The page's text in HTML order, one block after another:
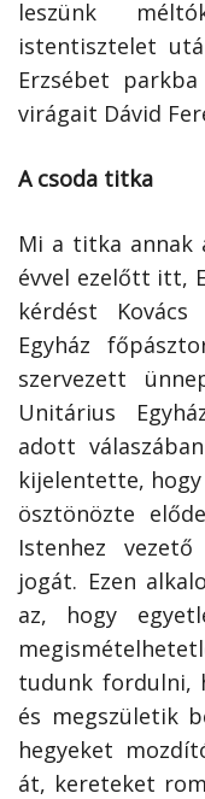
leszünk
istentisztelet
Erzsébet
virágait Dávid
A csoda titka
Mi a titka annak
évvel ezelőtt itt,
kérdést
Egyház
szervezett
Unitárius
adott
kijelentette,
ösztönözte
Istenhez
jogát. Ezen
az, hogy
tudunk fordulni,
és megszületik
hegyeket
át, kereteket